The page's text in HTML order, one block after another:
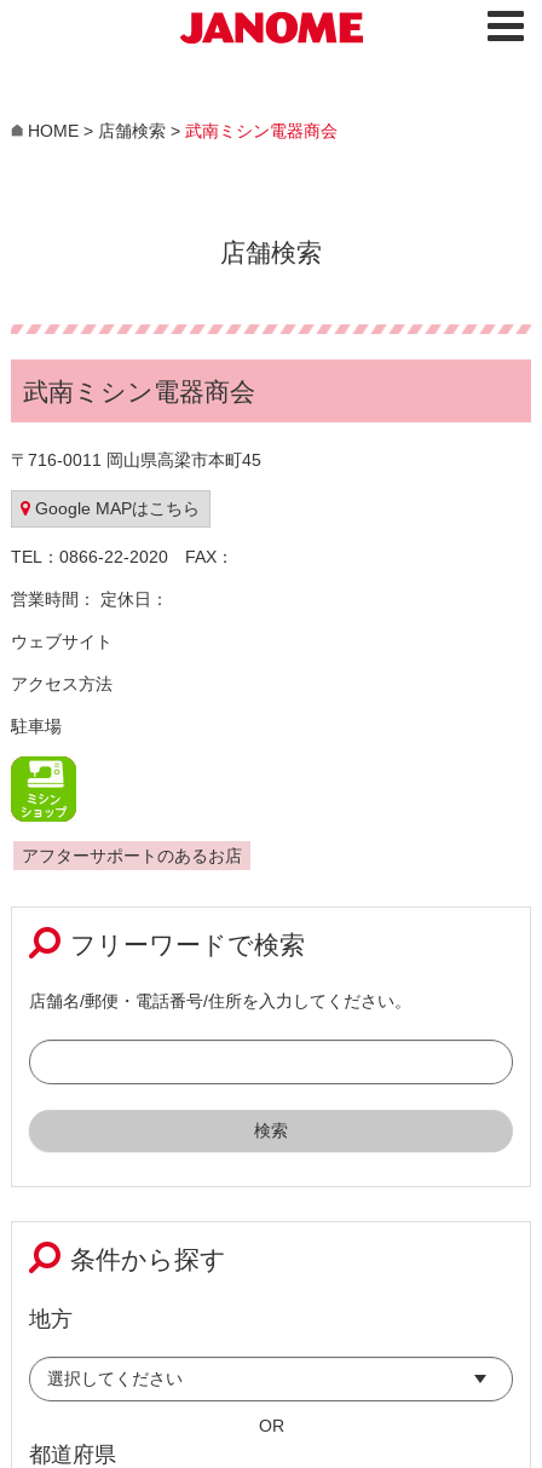
HOME> 店舗検索> 武南ミシン電器商会
店舗検索
武南ミシン電器商会
〒716-0011 岡山県高梁市本町45
Google MAPはこちら
TEL：0866-22-2020 FAX：
営業時間： 定休日：
ウェブサイト
アクセス方法
駐車場
アフターサポートのあるお店
フリーワードで検索
店舗名/郵便・電話番号/住所を入力してください。
条件から探す
地方
OR
都道府県